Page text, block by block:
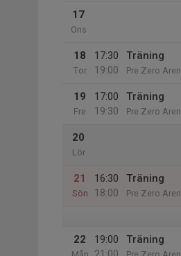
17
Ons
18
Tor
17:30
19:00
Träning
Pre Zero
19
Fre
17:00
19:30
Träning
Pre Zero
20
Lör
21
Sön
16:30
18:00
Träning
Pre Zero
22
19:00
Träning